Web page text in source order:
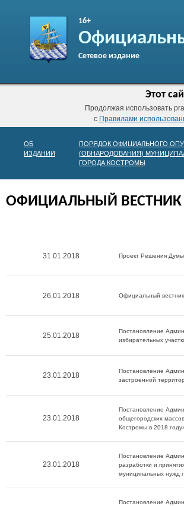
16+
Сетевое издание
Этот
Продолжая использовать
с Правилами
ОБ
ИЗДАНИИ
ПОРЯДОК ОФИЦИАЛЬНОГО
(ОБНАРОДОВАНИЯ)
ГОРОДА КОСТРОМЫ
ОФИЦИАЛЬНЫЙ
31.01.2018 Проект Решения Думы
26.01.2018 Официальный
25.01.2018
Постановление
избирательных
23.01.2018
Постановление
застроенной
23.01.2018
Постановление
общегородских
Костромы в 2018
23.01.2018
Постановление
разработки и
муниципальных нужд
Постановление